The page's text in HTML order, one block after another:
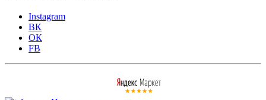
Instagram
ВК
ОК
FB